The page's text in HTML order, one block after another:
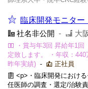
臨床開発モニタ
社名非公開 - 大
・賞与年3回 昇給年1
定致します。 ・年収：
昨年実績) -
正社員
<p>・臨床開発におけ
任医師の調査・選定/治験